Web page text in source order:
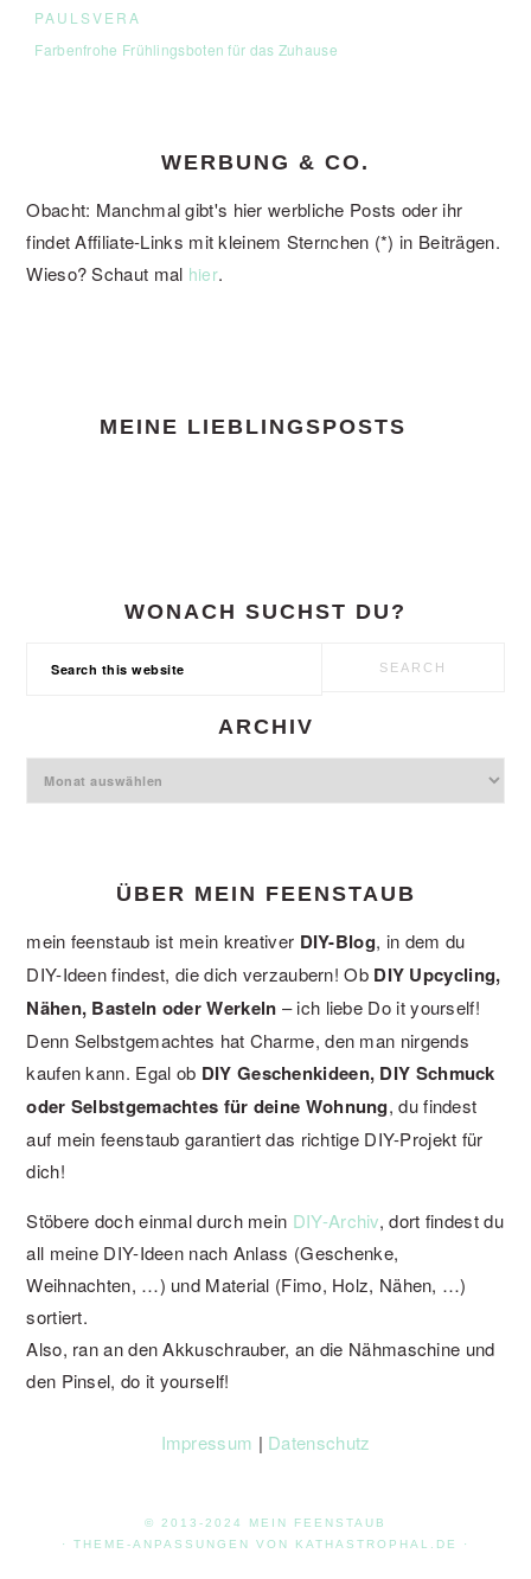
PAULSVERA
Farbenfrohe Frühlingsboten für das Zuhause
WERBUNG & CO.
Obacht: Manchmal gibt's hier werbliche Posts oder ihr
findet Affiliate-Links mit kleinem Sternchen (*) in Beiträgen.
Wieso? Schaut mal hier.
MEINE LIEBLINGSPOSTS
WONACH SUCHST DU?
ARCHIV
Archiv
ÜBER MEIN FEENSTAUB
mein feenstaub ist mein kreativer DIY-Blog, in dem du
DIY-Ideen findest, die dich verzaubern! Ob DIY Upcycling,
Nähen, Basteln oder Werkeln – ich liebe Do it yourself!
Denn Selbstgemachtes hat Charme, den man nirgends
kaufen kann. Egal ob DIY Geschenkideen, DIY Schmuck
oder Selbstgemachtes für deine Wohnung, du findest
auf mein feenstaub garantiert das richtige DIY-Projekt für
dich!
Stöbere doch einmal durch mein DIY-Archiv, dort findest du
all meine DIY-Ideen nach Anlass (Geschenke,
Weihnachten, …) und Material (Fimo, Holz, Nähen, …)
sortiert.
Also, ran an den Akkuschrauber, an die Nähmaschine und
den Pinsel, do it yourself!
Impressum | Datenschutz
© 2013-2024 MEIN FEENSTAUB
· THEME-ANPASSUNGEN VON KATHASTROPHAL.DE
·